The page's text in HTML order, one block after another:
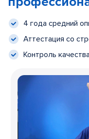
4 года средний
Аттестация со
Контроль